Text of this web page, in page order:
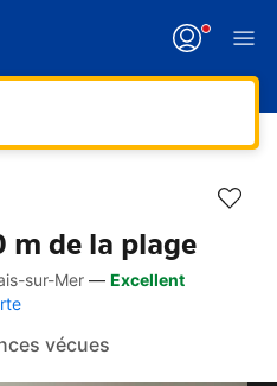
m de la plage
sur-Mer — Excellent
vécues